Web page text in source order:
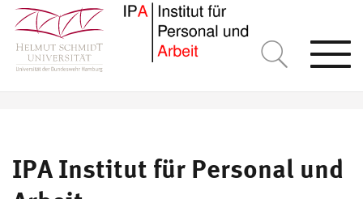
IPA Institut für Personal und